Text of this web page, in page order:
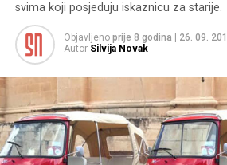
svima koji posjeduju iskaznicu za starije.
Objavljeno prije 8 godina
26. 09.
Autor Silvija Novak